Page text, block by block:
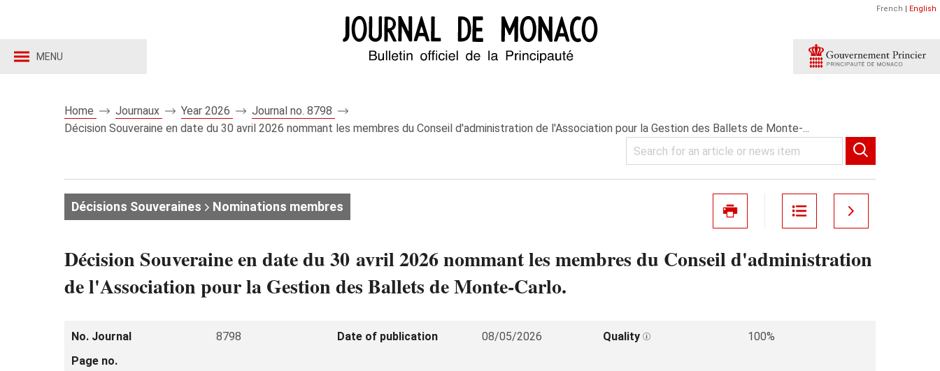
MENU
French | English
Home Journaux Year 2026
Journal no. 8798
Décision Souveraine en date du 30 avril 2026 nommant les membres du Conseil d'administration de l'Association pour la Gestion des Ballets de Monte‑...
Décisions Souveraines Nominations membres
Décision Souveraine en date du 30 avril 2026 nommant les membres du Conseil d'administration
de l'Association pour la Gestion des Ballets de Monte‑Carlo.
No. Journal 8798 Date of publication 08/05/2026 Quality
100%
Page no.